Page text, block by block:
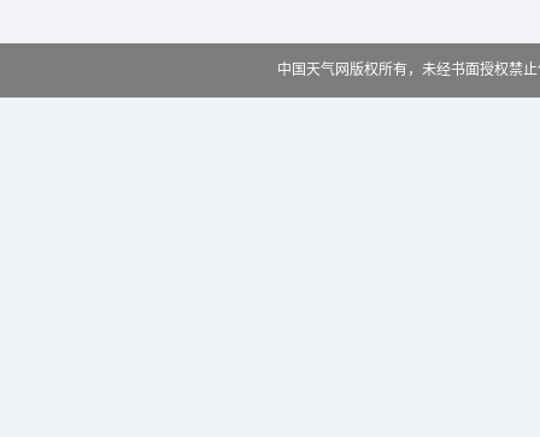
中国天气网版权所有，未经书面授权